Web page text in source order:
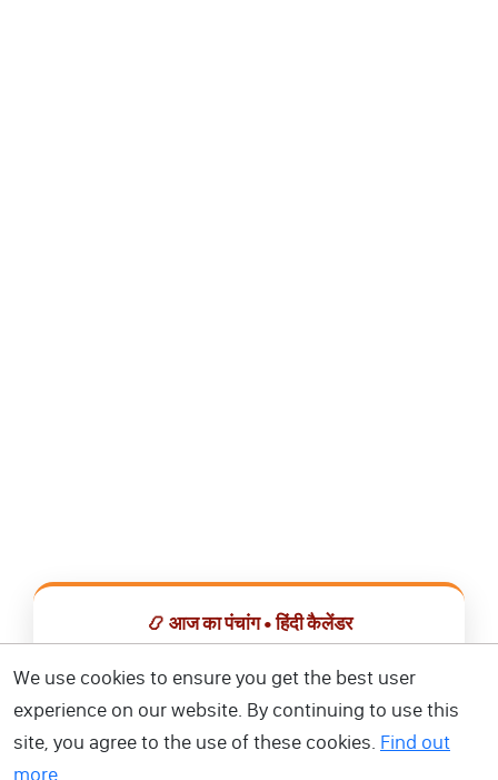
📿 आज का पंचांग • हिंदी कैलेंडर
📅 हिंदी कैलेंडर ऐप डाउनलोड करें
We use cookies to ensure you get the best user
experience on our website. By continuing to use this
site, you agree to the use of these cookies. Find out
more